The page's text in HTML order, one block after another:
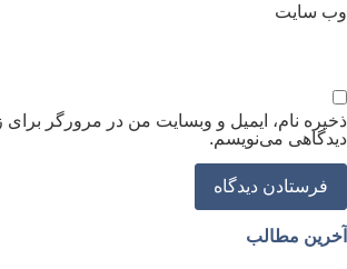
سایت
نام، ایمیل و وبسایت من در مرورگر برای
می‌نویسم.
مطالب